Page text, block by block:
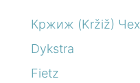
Кржиж (Kržiž)
Dykstra
Fietz